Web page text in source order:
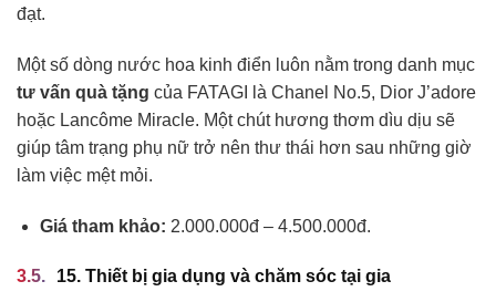
đạt.
Một số dòng nước hoa kinh điển luôn nằm trong danh mục
tư vấn quà tặng của FATAGI là Chanel No.5, Dior J’adore
hoặc Lancôme Miracle. Một chút hương thơm dìu dịu sẽ
giúp tâm trạng phụ nữ trở nên thư thái hơn sau những giờ
làm việc mệt mỏi.
Giá tham khảo: 2.000.000đ – 4.500.000đ.
15. Thiết bị gia dụng và chăm sóc tại gia